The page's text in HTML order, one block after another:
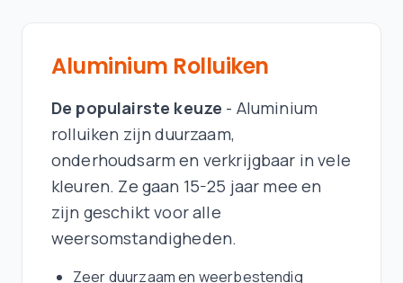
Aluminium Rolluiken
De populairste keuze - Aluminium
rolluiken zijn duurzaam,
onderhoudsarm en verkrijgbaar in vele
kleuren. Ze gaan 15-25 jaar mee en
zijn geschikt voor alle
weersomstandigheden.
Zeer duurzaam en weerbestendig